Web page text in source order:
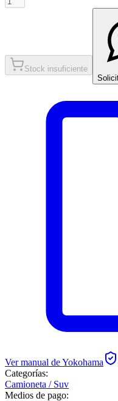
Stock insuficiente
Ver manual deYokohama
Categorías:
Camioneta / Suv
Medios de pago: